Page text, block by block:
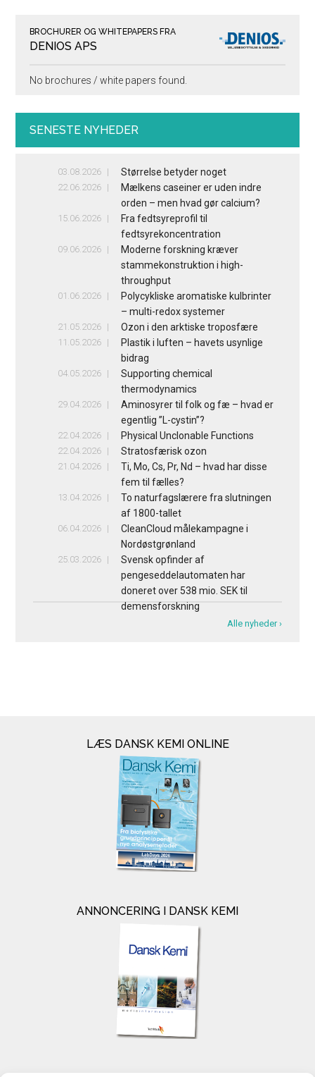
BROCHURER OG WHITEPAPERS FRA
DENIOS APS
No brochures / white papers found.
SENESTE NYHEDER
03.08.2026 Størrelse betyder noget
22.06.2026
Mælkens caseiner er uden indre
orden – men hvad gør calcium?
15.06.2026
Fra fedtsyreprofil til
fedtsyrekoncentration
09.06.2026
Moderne forskning kræver
stammekonstruktion i high-
throughput
01.06.2026
Polycykliske aromatiske kulbrinter
– multi-redox systemer
21.05.2026 Ozon i den arktiske troposfære
11.05.2026
Plastik i luften – havets usynlige
bidrag
04.05.2026
Supporting chemical
thermodynamics
29.04.2026
Aminosyrer til folk og fæ – hvad er
egentlig ”L-cystin”?
22.04.2026 Physical Unclonable Functions
22.04.2026 Stratosfærisk ozon
21.04.2026
Ti, Mo, Cs, Pr, Nd – hvad har disse
fem til fælles?
13.04.2026
To naturfagslærere fra slutningen
af 1800-tallet
06.04.2026
CleanCloud målekampagne i
Nordøstgrønland
25.03.2026
Svensk opfinder af
pengeseddelautomaten har
doneret over 538 mio. SEK til
demensforskning
Alle nyheder ›
LÆS DANSK KEMI ONLINE
ANNONCERING I DANSK KEMI